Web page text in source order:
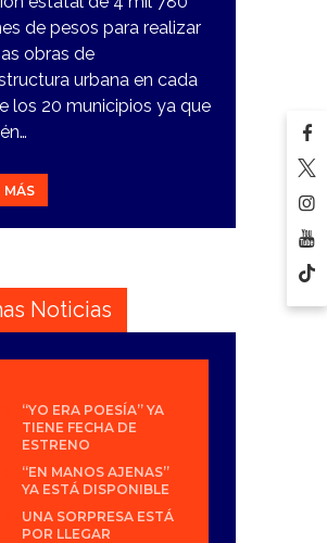
de pesos para realizar
obras de
urbana en cada
los 20 municipios ya que
MÁS
Noticias
“YO ERA POESÍA” YA
TIENE FECHA DE
ESTRENO
“EN MANOS AJENAS”
YA ESTÁ DISPONIBLE
UNA SORPRESA ESTÁ
POR LLEGAR